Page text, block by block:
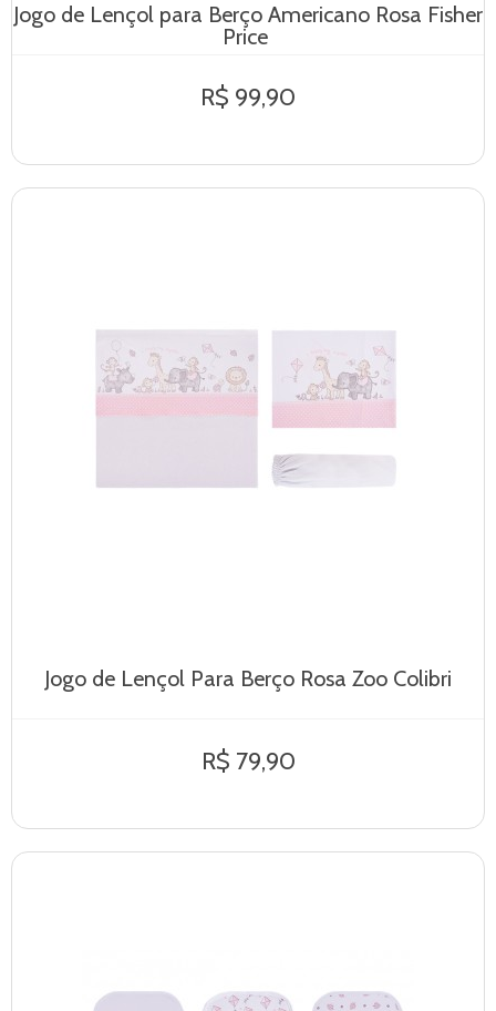
Jogo de Lençol para Berço Americano Rosa Fisher
Price
R$ 99,90
Jogo de Lençol Para Berço Rosa Zoo Colibri
R$ 79,90